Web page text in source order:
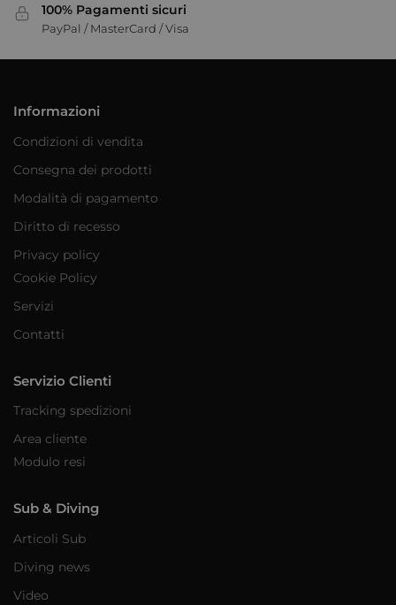
100% Pagamenti sicuri
PayPal / MasterCard / Visa
Informazioni
Condizioni di vendita
Consegna dei prodotti
Modalità di pagamento
Diritto di recesso
Privacy policy
Cookie Policy
Servizi
Contatti
Servizio Clienti
Tracking spedizioni
Area cliente
Modulo resi
Sub & Diving
Articoli Sub
Diving news
Video